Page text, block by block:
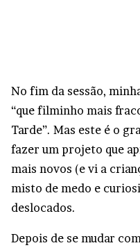
No fim da sessão,
“que filminho mais
Tarde”. Mas este é o
fazer um projeto que
mais novos (e vi a
misto de medo e
deslocados.
Depois de se mudar